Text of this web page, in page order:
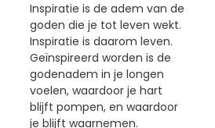
Inspiratie is de adem van de
goden die je tot leven wekt.
Inspiratie is daarom leven.
Geïnspireerd worden is de
godenadem in je longen
voelen, waardoor je hart
blijft pompen, en waardoor
je blijft waarnemen.